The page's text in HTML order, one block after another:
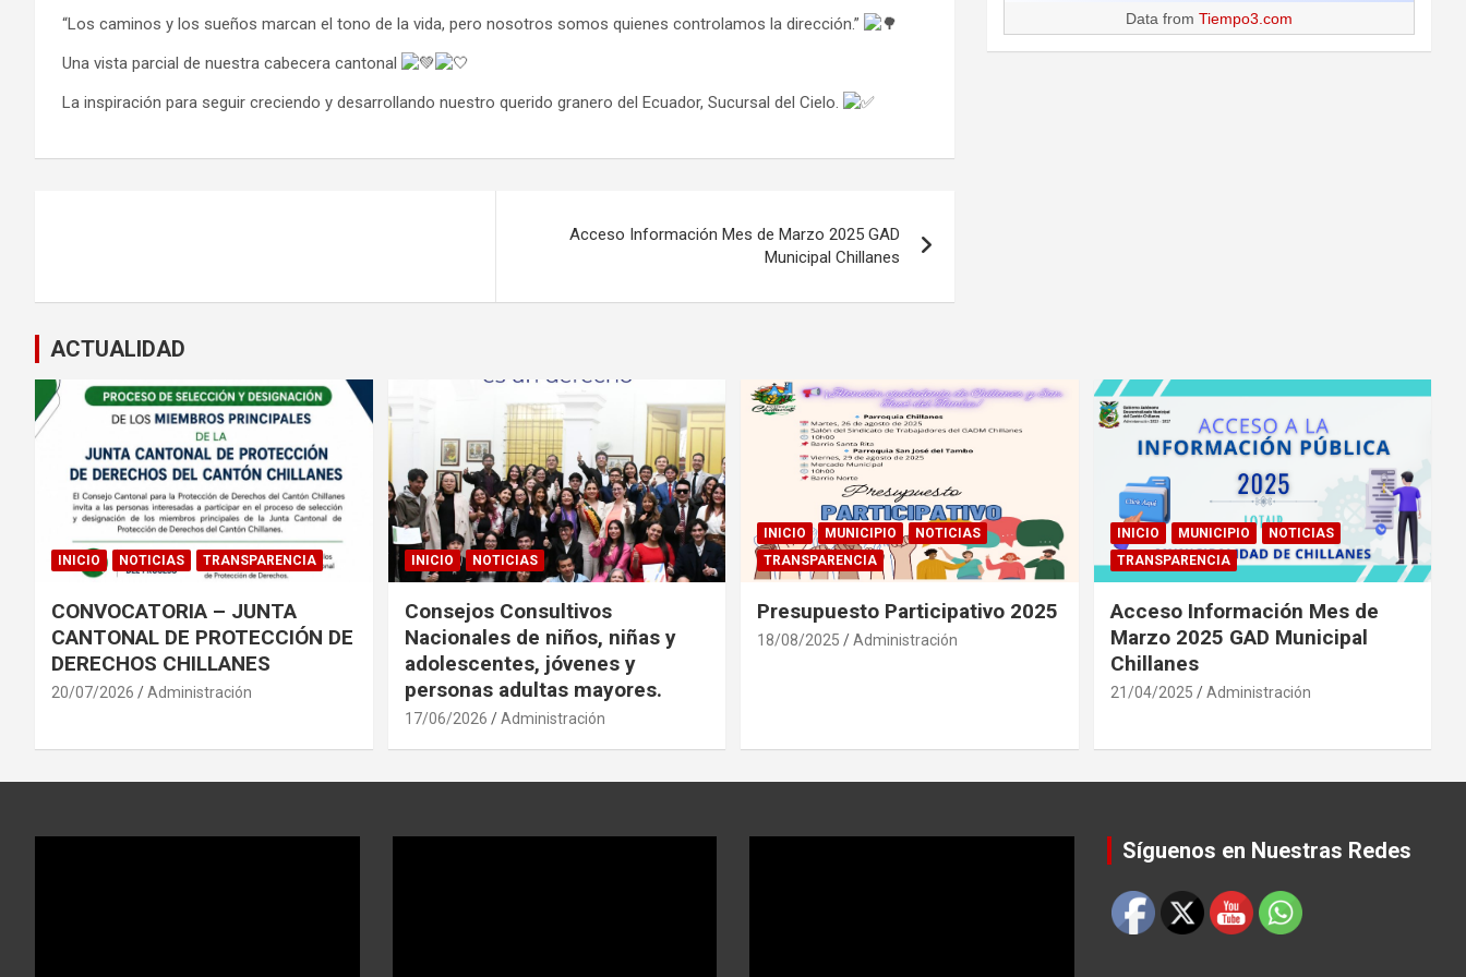
“Los caminos y los sueños marcan el tono de la vida, pero nosotros somos quienes controlamos la dirección.”
Una vista parcial de nuestra cabecera cantonal
La inspiración para seguir creciendo y desarrollando nuestro querido granero del Ecuador, Sucursal del Cielo.
entradas
Acceso Información Mes de Marzo 2025 GAD
Municipal Chillanes
Data fromTiempo3.com
ACTUALIDAD
INICIO NOTICIAS TRANSPARENCIA
CONVOCATORIA – JUNTA
CANTONAL DE PROTECCIÓN DE
DERECHOS CHILLANES
20/07/2026 Administración
INICIO NOTICIAS
Consejos Consultivos
Nacionales de niños, niñas y
adolescentes, jóvenes y
personas adultas mayores.
17/06/2026 Administración
INICIO MUNICIPIO
NOTICIAS
TRANSPARENCIA
Presupuesto Participativo 2025
18/08/2025 Administración
INICIO MUNICIPIO
NOTICIAS
TRANSPARENCIA
Acceso Información Mes de
Marzo 2025 GAD Municipal
Chillanes
21/04/2025 Administración
Síguenos en Nuestras Redes